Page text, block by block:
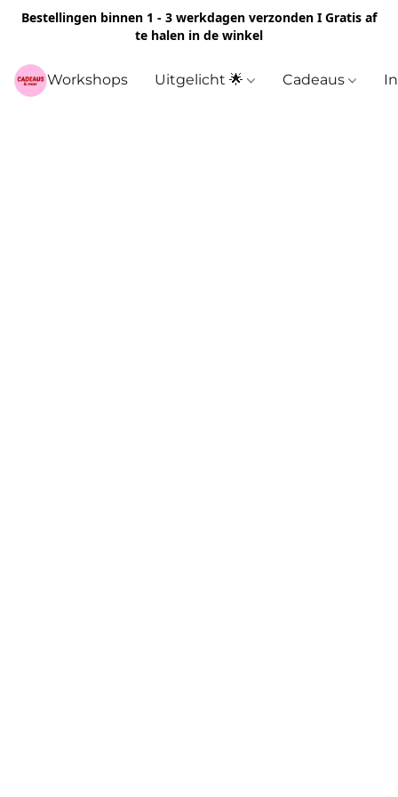
Bestellingen binnen 1 - 3 werkdagen verzonden I Gratis af
te halen in de winkel
Workshops Uitgelicht 🌟 Cadeaus